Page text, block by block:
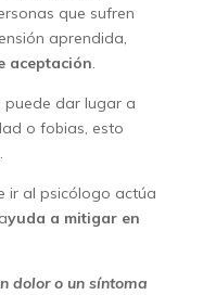
que sufren
aprendida,
aceptación.
puede dar lugar a
o fobias, esto
ir al psicólogo actúa
yuda a mitigar en
dolor o un síntoma